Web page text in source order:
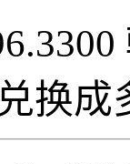
换成